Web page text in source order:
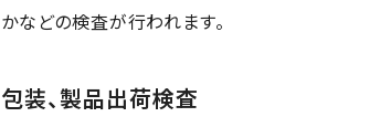
かなどの検査が行われます。
包装、製品出荷検査